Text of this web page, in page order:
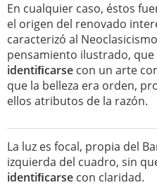
En cualquier caso, éstos
el origen del renovado
caracterizó al
pensamiento ilustrado,
identiﬁcarse con un arte
que la belleza era orden,
ellos atributos de la razón.
La luz es focal, propia del
izquierda del cuadro, sin
identiﬁcarse con claridad.